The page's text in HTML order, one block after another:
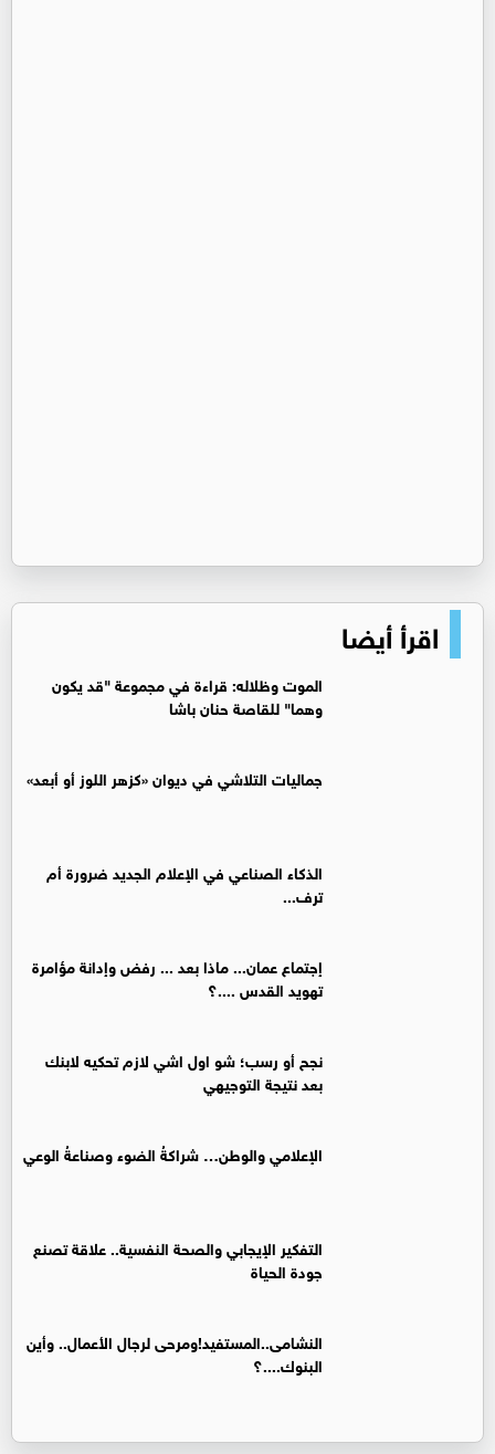
اقرأ أيضا
الموت وظلاله: قراءة في مجموعة "قد يكون
وهما" للقاصة حنان باشا
جماليات التلاشي في ديوان «كزهر اللوز أو أبعد»
الذكاء الصناعي في الإعلام الجديد ضرورة أم
ترف...
إجتماع عمان... ماذا بعد ... رفض وإدانة مؤامرة
تهويد القدس ....؟
نجح أو رسب؛ شو اول اشي لازم تحكيه لابنك
بعد نتيجة التوجيهي
الإعلامي والوطن… شراكةُ الضوء وصناعةُ الوعي
التفكير الإيجابي والصحة النفسية.. علاقة تصنع
جودة الحياة
النشامى..المستفيد!ومرحى لرجال الأعمال.. وأين
البنوك....؟